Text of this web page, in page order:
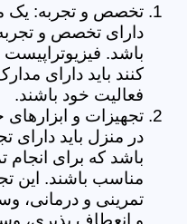
تخصص و تجربه: یک
دارای تخصص و تجربه
باشد.
کنند باید دارای
فعالیت خود باشند.
تجهیزات و
در منزل باید دارای
باشد که برای انجام
مناسب باشند. این
تمرینی و درمانی،
و انعطاف پذیری،